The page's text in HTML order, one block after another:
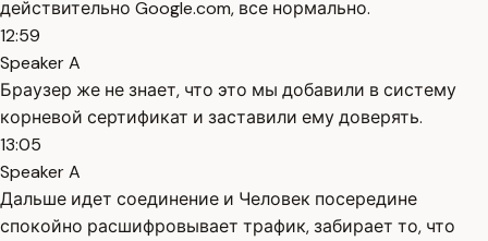
действительно Google.com, все нормально.
12:59
Speaker A
Браузер же не знает, что это мы добавили в систему
корневой сертификат и заставили ему доверять.
13:05
Speaker A
Дальше идет соединение и Человек посередине
спокойно расшифровывает трафик, забирает то, что